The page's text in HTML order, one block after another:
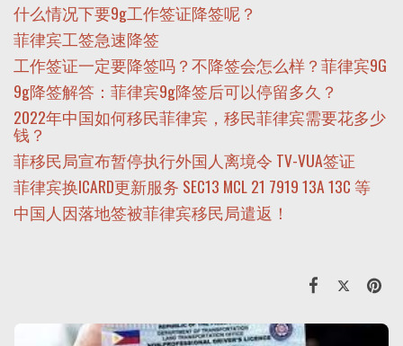
什么情况下要9g工作签证降签呢？
菲律宾工签急速降签
工作签证一定要降签吗？不降签会怎么样？菲律宾9G
9g降签解答：菲律宾9g降签后可以停留多久？
2022年中国如何移民菲律宾，移民菲律宾需要花多少
钱？
菲移民局宣布暂停执行外国人离境令 TV-VUA签证
菲律宾换ICARD更新服务 SEC13 MCL 21 7919 13A 13C 等
中国人因落地签被菲律宾移民局遣返！